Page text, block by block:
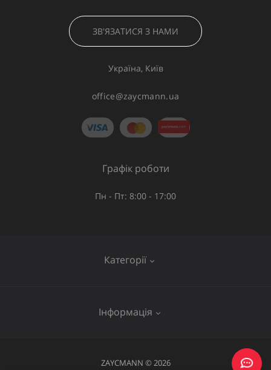
ЗВ'ЯЗАТИСЯ З НАМИ
Україна, Київ
office@zaycmann.ua
Категорії
Інформація
Послуги
Графік роботи
Пн - Пт: 8:00 - 17:00
ZAYCMANN © 2026